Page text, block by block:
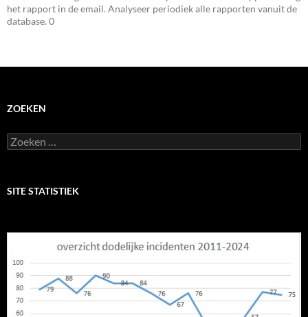
het rapport in de email. Analyseer periodiek alle rapporten vanuit de
database. 0
ZOEKEN
Zoeken
naar:
SITE STATISTIEK